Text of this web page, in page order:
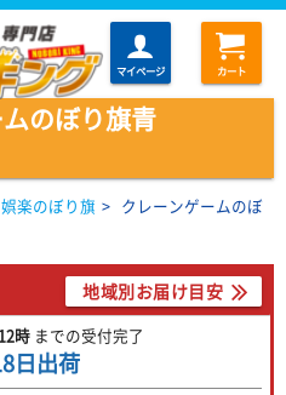
マイページ カート
のぼり旗青
楽のぼり旗 > クレーンゲームのぼ
地域別お届け目安
12時 までの受付完了
日出荷